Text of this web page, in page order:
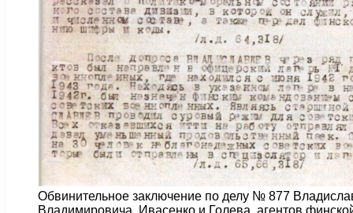
Обвинительное заключение по делу № 877
Владимировича, Ивасенко и Голева, агентов